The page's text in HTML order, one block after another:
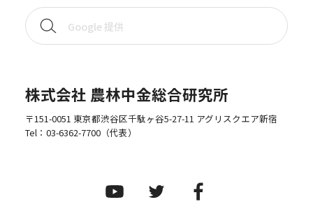
株式会社 農林中金総合研究所
〒151-0051 東京都渋谷区千駄ヶ谷5-27-11 アグリスクエア新宿
Tel： 03-6362-7700（代表）